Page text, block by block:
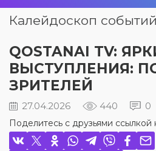
Калейдоскоп событий
QOSTANAI TV:
ВЫСТУПЛЕНИЯ:
ЗРИТЕЛЕЙ
27.04.2026 440 0
Поделитесь с друзьями ссылкой